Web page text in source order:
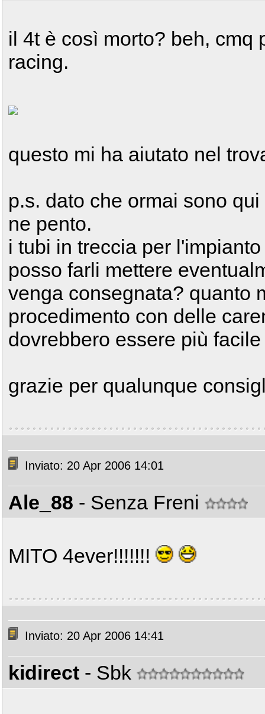
il 4t è così morto? beh, cmq
racing.
questo mi ha aiutato nel
p.s. dato che ormai sono
ne pento.
i tubi in treccia per
posso farli mettere
venga consegnata? quanto
procedimento con delle
dovrebbero essere più
grazie per qualunque
Inviato: 20 Apr 2006 14:01
Ale_88 - Senza Freni
MITO 4ever!!!!!!!
Inviato: 20 Apr 2006 14:41
kidirect - Sbk